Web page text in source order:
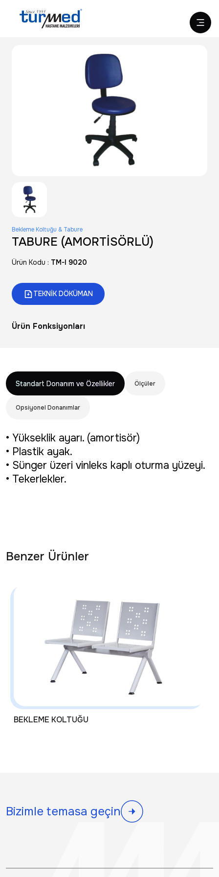
Bekleme Koltuğu & Tabure
TABURE (AMORTİSÖRLÜ)
Ürün Kodu : TM-I 9020
TEKNİK DÖKÜMAN
Ürün Fonksiyonları
Standart Donanım ve Özellikler Ölçüler
Opsiyonel Donanımlar
• Yükseklik ayarı. (amortisör)
• Plastik ayak.
• Sünger üzeri vinleks kaplı oturma yüzeyi.
• Tekerlekler.
Benzer Ürünler
BEKLEME KOLTUĞU
Bizimle temasa geçin